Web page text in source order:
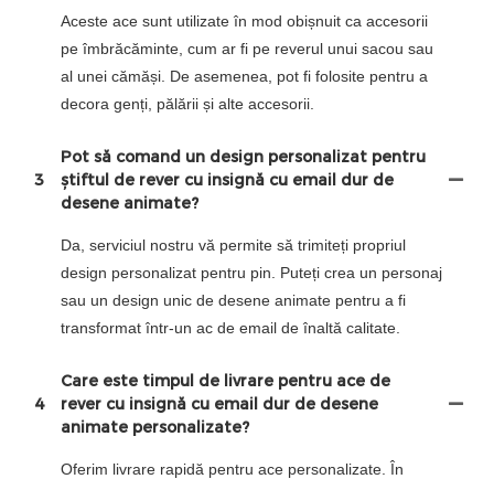
Aceste ace sunt utilizate în mod obișnuit ca accesorii
pe îmbrăcăminte, cum ar fi pe reverul unui sacou sau
al unei cămăși. De asemenea, pot fi folosite pentru a
decora genți, pălării și alte accesorii.
3
Pot să comand un design personalizat pentru
știftul de rever cu insignă cu email dur de
desene animate?
Da, serviciul nostru vă permite să trimiteți propriul
design personalizat pentru pin. Puteți crea un personaj
sau un design unic de desene animate pentru a fi
transformat într-un ac de email de înaltă calitate.
4
Care este timpul de livrare pentru ace de
rever cu insignă cu email dur de desene
animate personalizate?
Oferim livrare rapidă pentru ace personalizate. În